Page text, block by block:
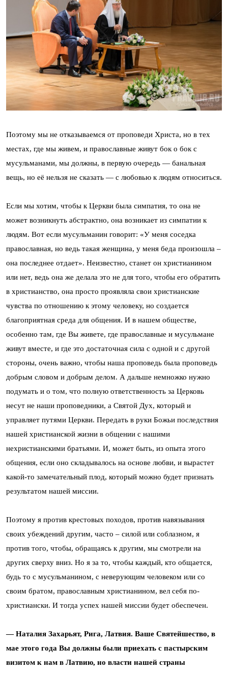
Поэтому мы не отказываемся от проповеди Христа, но в тех
местах, где мы живем, и православные живут бок о бок с
мусульманами, мы должны, в первую очередь — банальная
вещь, но её нельзя не сказать — с любовью к людям относиться.
Если мы хотим, чтобы к Церкви была симпатия, то она не
может возникнуть абстрактно, она возникает из симпатии к
людям. Вот если мусульманин говорит: «У меня соседка
православная, но ведь такая женщина, у меня беда произошла –
она последнее отдает». Неизвестно, станет он христианином
или нет, ведь она же делала это не для того, чтобы его обратить
в христианство, она просто проявляла свои христианские
чувства по отношению к этому человеку, но создается
благоприятная среда для общения. И в нашем обществе,
особенно там, где Вы живете, где православные и мусульмане
живут вместе, и где это достаточная сила с одной и с другой
стороны, очень важно, чтобы наша проповедь была проповедь
добрым словом и добрым делом. А дальше немножко нужно
подумать и о том, что полную ответственность за Церковь
несут не наши проповедники, а Святой Дух, который и
управляет путями Церкви. Передать в руки Божьи последствия
нашей христианской жизни в общении с нашими
нехристианскими братьями. И, может быть, из опыта этого
общения, если оно складывалось на основе любви, и вырастет
какой-то замечательный плод, который можно будет признать
результатом нашей миссии.
Поэтому я против крестовых походов, против навязывания
своих убеждений другим, часто – силой или соблазном, я
против того, чтобы, обращаясь к другим, мы смотрели на
других сверху вниз. Но я за то, чтобы каждый, кто общается,
будь то с мусульманином, с неверующим человеком или со
своим братом, православным христианином, вел себя по-
христиански. И тогда успех нашей миссии будет обеспечен.
— Наталия Захарьят, Рига, Латвия. Ваше Святейшество, в
мае этого года Вы должны были приехать с пастырским
визитом к нам в Латвию, но власти нашей страны